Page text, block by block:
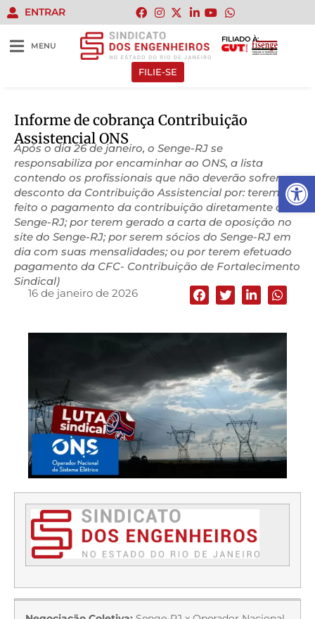
Abrir
ENTRAR
MENU
FILIADO À:
FILIE-SE
Informe de cobrança Contribuição
Assistencial ONS
Após o dia 26 de janeiro, o Senge-RJ se
responsabiliza por encaminhar ao ONS, a lista
contendo os profissionais que não deverão sofrer o
desconto da Contribuição Assistencial por: terem
feito o pagamento da contribuição diretamente ao
Senge-RJ; por terem gerado a carta de oposição no
site do Senge-RJ; por serem sócios do Senge-RJ em
dia com suas mensalidades; ou por terem efetuado
pagamento da CFC- Contribuição de Fortalecimento
Sindical)
16 de janeiro de 2026